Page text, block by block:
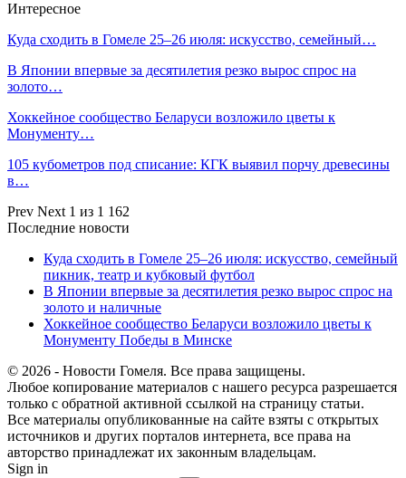
Интересное
Куда сходить в Гомеле 25–26 июля: искусство, семейный…
В Японии впервые за десятилетия резко вырос спрос на
золото…
Хоккейное сообщество Беларуси возложило цветы к
Монументу…
105 кубометров под списание: КГК выявил порчу древесины
в…
Prev Next 1 из 1 162
Последние новости
Куда сходить в Гомеле 25–26 июля: искусство, семейный
пикник, театр и кубковый футбол
В Японии впервые за десятилетия резко вырос спрос на
золото и наличные
Хоккейное сообщество Беларуси возложило цветы к
Монументу Победы в Минске
© 2026 - Новости Гомеля. Все права защищены.
Любое копирование материалов с нашего ресурса разрешается
только с обратной активной ссылкой на страницу статьи.
Все материалы опубликованные на сайте взяты с открытых
источников и других порталов интернета, все права на
авторство принадлежат их законным владельцам.
Sign in